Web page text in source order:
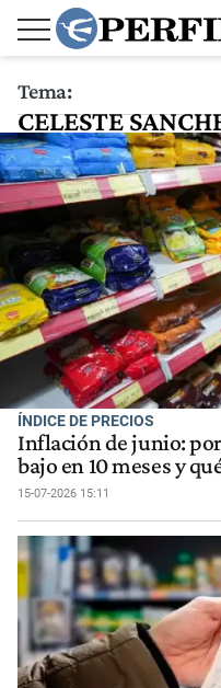
Tema:
CELESTE
ÍNDICE DE PRECIOS
Inflación de junio:
bajo en 10 meses y
15-07-2026 15:11